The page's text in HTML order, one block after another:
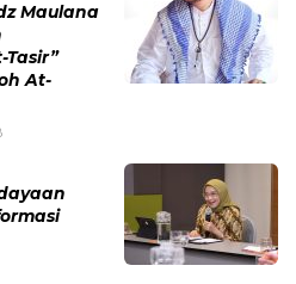
Maulana
At-